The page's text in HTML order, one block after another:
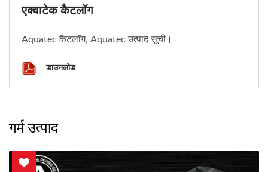
एक्वाटेक कैटलॉग
Aquatec कैटलॉग, Aquatec उत्पाद सूची।
डाउनलोड
गर्म उत्पाद